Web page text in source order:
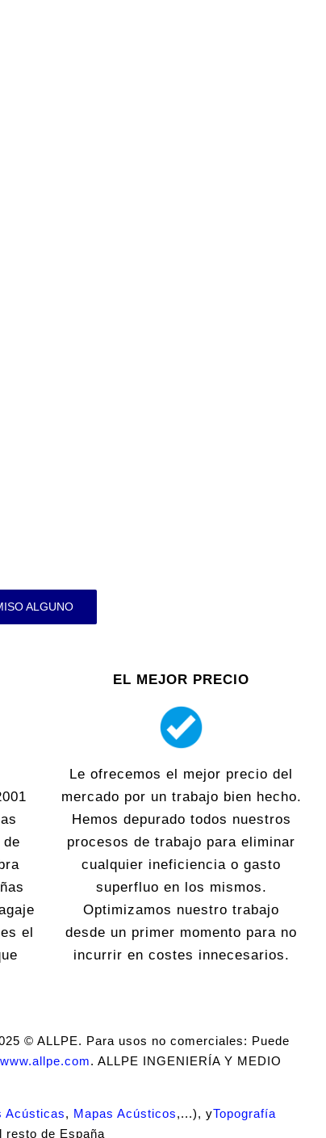
ALGUNO
el
EL MEJOR PRECIO
Le ofrecemos el mejor precio del
mercado por un trabajo bien hecho.
Hemos depurado todos nuestros
procesos de trabajo para eliminar
cualquier ineficiencia o gasto
superfluo en los mismos.
Optimizamos nuestro trabajo
desde un primer momento para no
incurrir en costes innecesarios.
© ALLPE. Para usos no comerciales: Puede
www.allpe.com. ALLPE INGENIERÍA Y MEDIO
Acústicas, Mapas Acústicos,...), yTopografía
resto de España